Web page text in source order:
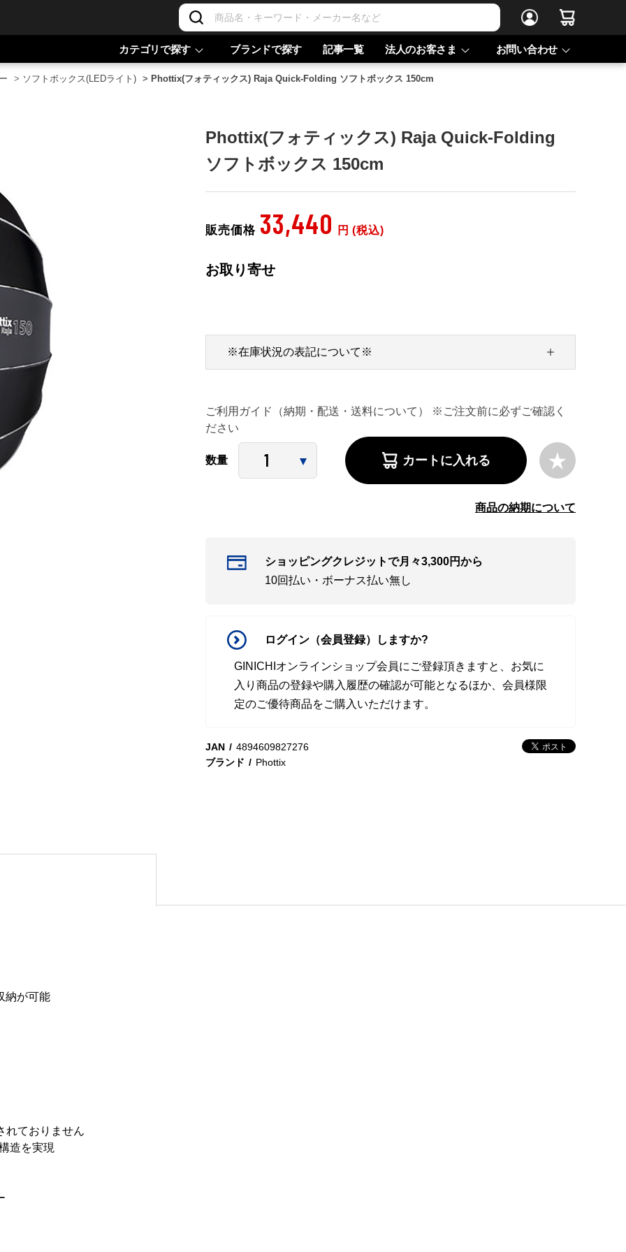
カテゴリで探す ブランドで探す 記事一覧 法人のお客さま お問い合わせ
> ソフトボックス(LEDライト) > Phottix(フォティックス) Raja Quick-Folding ソフトボックス 150cm
Phottix(フォティックス) Raja Quick-Folding
ソフトボックス 150cm
販売価格 33,440 円 (税込)
お取り寄せ
ご利用ガイド（納期・配送・送料について） ※ご注文前に必ずご確認く
ださい
※在庫状況の表記について※
数量 カートに入れる
商品の納期について
ショッピングクレジットで月々3,300円から
10回払い・ボーナス払い無し
ログイン（会員登録）しますか?
GINICHIオンラインショップ会員にご登録頂きますと、お気に
入り商品の登録や購入履歴の確認が可能となるほか、会員様限
定のご優待商品をご購入いただけます。
JAN
4894609827276
ブランド
Phottix
納が可能
れておりません
造を実現